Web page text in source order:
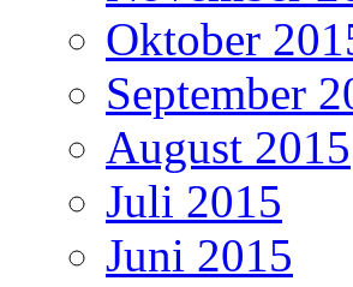
Oktober
September
August 2015
Juli 2015
Juni 2015